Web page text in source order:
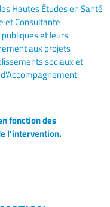
Hautes Études en Santé
et Consultante
et leurs
aux projets
sociaux et
fonction des
l'intervention.